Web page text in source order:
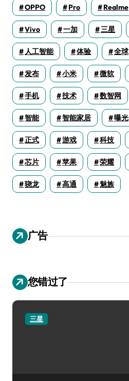
OPPO Pro Realme
Vivo 一加 三星
人工智能 体验 全球
发布 小米 微软
手机 技术 数智网
智能 智能家居 曝光
正式 游戏 科技
芯片 苹果 荣耀
骁龙 高通 魅族
广告
您错过了
三星